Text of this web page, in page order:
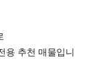
용 추천 매물입니